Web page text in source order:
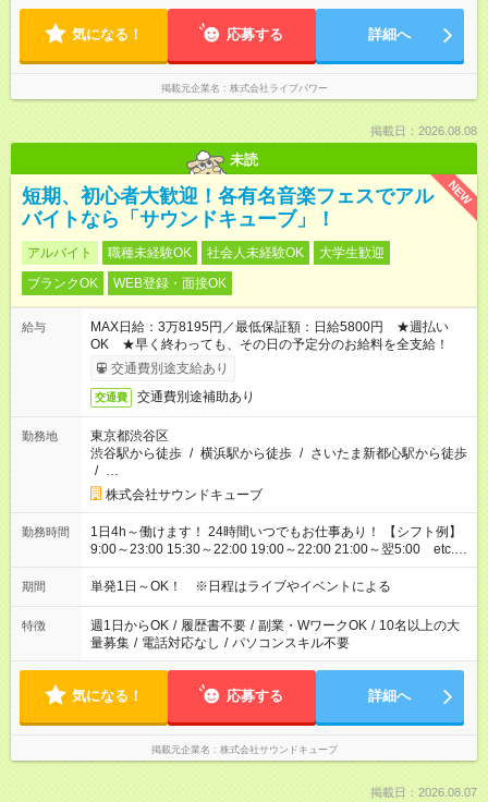
気になる！ 応募する 詳細へ
掲載元企業名 株式会社ライブパワー
掲載日：2026.08.08
未読
NEW
短期、初心者大歓迎！各有名音楽フェスでアル
バイトなら「サウンドキューブ」！
アルバイト 職種未経験OK 社会人未経験OK
大学生歓迎
ブランクOK
WEB登録・面接OK
給与
MAX日給：3万8195円／最低保証額：日給5800円 ★週払い
OK ★早く終わっても、その日の予定分のお給料を全支給！
交通費別途支給あり
交通費 交通費別途補助あり
勤務地
東京都渋谷区
渋谷駅から徒歩 / 横浜駅から徒歩 / さいたま新都心駅から徒歩
/ …
株式会社サウンドキューブ
勤務時間
1日4h～働けます！ 24時間いつでもお仕事あり！ 【シフト例】
9:00～23:00 15:30～22:00 19:00～22:00 21:00～翌5:00 etc...
※現場により異なります 【日給例】 案内／1万5743円（9:00～
23:00） グッズ販売／1万5503円（8:00～22:00） 会場準備／
5:00）
期間 単発1日～OK！ ※日程はライブやイベントによる
特徴 週1日からOK / 履歴書不要 / 副業・WワークOK / 10名以上の大
量募集 / 電話対応なし / パソコンスキル不要
気になる！ 応募する 詳細へ
掲載元企業名 株式会社サウンドキューブ
掲載日：2026.08.07